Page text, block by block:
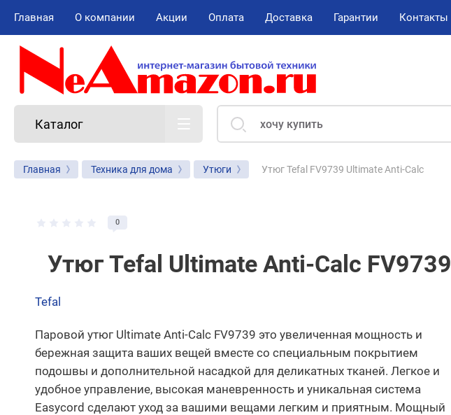
Главная О компании Акции Оплата Доставка Гарантии Контакты
Каталог
Главная Техника для дома Утюги Утюг Tefal FV9739 Ultimate Anti-Calc
0
Утюг Tefal Ultimate Anti-Calc FV9739
Tefal
Паровой утюг Ultimate Anti-Calc FV9739 это увеличенная мощность и
бережная защита ваших вещей вместе со специальным покрытием
подошвы и дополнительной насадкой для деликатных тканей. Легкое и
удобное управление, высокая маневренность и уникальная система
Easycord сделают уход за вашими вещами легким и приятным. Мощный